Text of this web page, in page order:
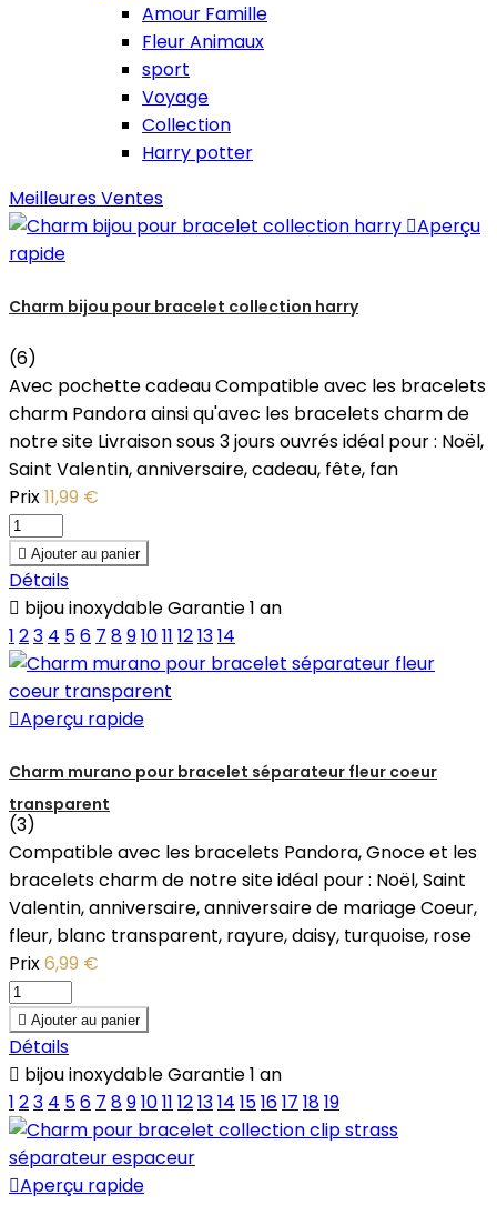
Amour Famille
Fleur Animaux
sport
Voyage
Collection
Harry potter
Meilleures Ventes
Aperçu
rapide
Charm bijou pour bracelet collection harry
(6)
Avec pochette cadeau Compatible avec les bracelets
charm Pandora ainsi qu'avec les bracelets charm de
notre site Livraison sous 3 jours ouvrés idéal pour : Noël,
Saint Valentin, anniversaire, cadeau, fête, fan
Prix11,99 €
 Ajouter au panier
Détails
 bijou inoxydable Garantie 1 an
1 23 4 56 7 891011 121314
Aperçu rapide
Charm murano pour bracelet séparateur fleur coeur
transparent
(3)
Compatible avec les bracelets Pandora, Gnoce et les
bracelets charm de notre site idéal pour : Noël, Saint
Valentin, anniversaire, anniversaire de mariage Coeur,
fleur, blanc transparent, rayure, daisy, turquoise, rose
Prix6,99 €
 Ajouter au panier
Détails
 bijou inoxydable Garantie 1 an
1 23 4 56 7 891011 121314 151617 1819
Aperçu rapide